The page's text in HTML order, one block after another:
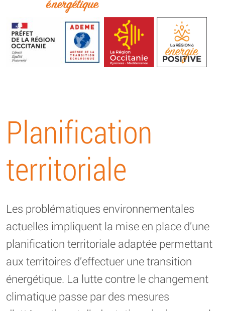
TOTEn Occitanie | Territoires
d’Occitanie pour la Transition
Energétique
Planification
territoriale
Les problématiques environnementales
actuelles impliquent la mise en place d’une
planification territoriale adaptée permettant
aux territoires d’effectuer une transition
énergétique. La lutte contre le changement
climatique passe par des mesures